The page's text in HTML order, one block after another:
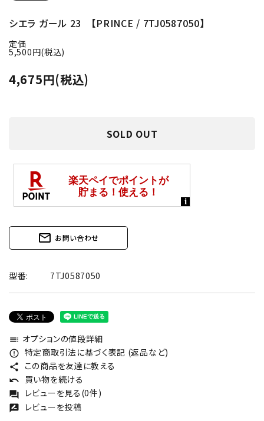
シエラ ガール 23 【PRINCE / 7TJ0587050】
定価
5,500円(税込)
4,675円(税込)
SOLD OUT
mail_outline お問い合わせ
型番: 7TJ0587050
toc オプションの値段詳細
error_outline 特定商取引法に基づく表記 (返品など)
share この商品を友達に教える
undo 買い物を続ける
forum レビューを見る(0件)
rate_review レビューを投稿